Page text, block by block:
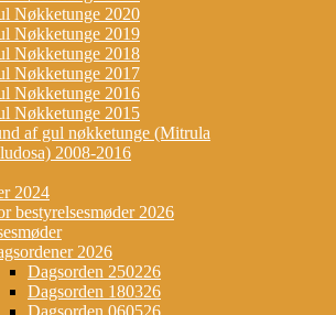
Nøkketunge 2020
Nøkketunge 2019
Nøkketunge 2018
Nøkketunge 2017
Nøkketunge 2016
Nøkketunge 2015
af gul nøkketunge (Mitrula
2008-2016
2024
bestyrelsesmøder 2026
2026
Dagsorden 250226
Dagsorden 180326